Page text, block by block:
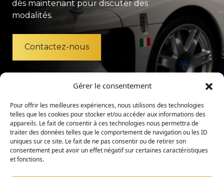
Gérer le consentement
Pour offrir les meilleures expériences, nous utilisons des technologies
telles que les cookies pour stocker et/ou accéder aux informations des
appareils. Le fait de consentir à ces technologies nous permettra de
traiter des données telles que le comportement de navigation ou les ID
uniques sur ce site. Le fait de ne pas consentir ou de retirer son
consentement peut avoir un effet négatif sur certaines caractéristiques
et fonctions.
dès maintenant pour discuter des
modalités.
Contactez-nous